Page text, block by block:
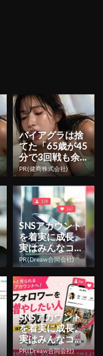
バイアグラは捨
てた「65歳が45
分で3回戦も余
裕」980円で朝
まで絶好調！
PR(健商株式会社)
SNSアカウント
を着実に成長。
実はみんなココ
使ってます。
PR(Dreaw合同会社)
SNSアカウント
を着実に成長。
実はみんなココ
使ってます。
PR(Dreaw合同会社)